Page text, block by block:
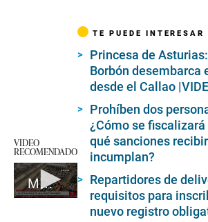
VIDEO
RECOMENDADO
Miles de personas van al sur a pasar Semana Santa
TE PUEDE INTERESAR
Princesa de
Borbón desembarca
desde el Callao
Prohíben dos
¿Cómo se
qué sanciones
incumplan?
Repartidores de
requisitos para
nuevo registro